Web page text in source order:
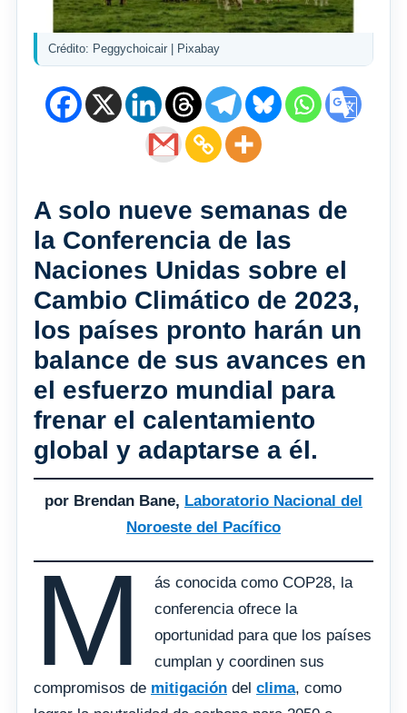
Crédito: Peggychoicair | Pixabay
A solo nueve semanas de
la Conferencia de las
Naciones Unidas sobre el
Cambio Climático de 2023,
los países pronto harán un
balance de sus avances en
el esfuerzo mundial para
frenar el calentamiento
global y adaptarse a él.
por Brendan Bane, Laboratorio Nacional del
Noroeste del Pacífico
M
ás conocida como COP28, la
conferencia ofrece la
oportunidad para que los países
cumplan y coordinen sus
compromisos de mitigación del clima, como